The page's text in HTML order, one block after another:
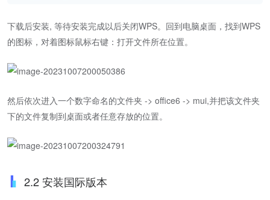
下载后安装, 等待安装完成以后关闭WPS。回到电脑桌面，找到WPS
的图标，对着图标鼠标右键：打开文件所在位置。
然后依次进入一个数字命名的文件夹 -> office6 -> mui,并把该文件夹
下的文件复制到桌面或者任意存放的位置。
2.2 安装国际版本